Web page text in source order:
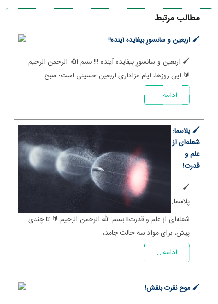
مطالب مرتبط
🖌 اربعین و سانسورِ بیفایده آینده!!
🖌 اربعین و سانسورِ بیفایده آینده !!! بسم الله الرحمن الرحیم
🔰 این روزها، ایام عزاداری اربعین حسینی است؛ صبح
ادامه …
🖌 پلاسما:
شعله‌ای از
علم و
قدرت!
🖌
پلاسما:
شعله‌ای از علم و قدرت!! بسم الله الرحمن الرحیم 🔰 تا چندی
پیش، برای مواد سه حالت جامد،
ادامه …
🖌 موج نفرت بنفش!